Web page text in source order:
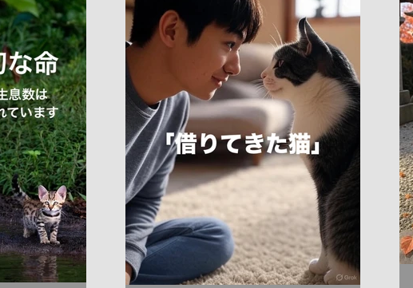
います。行政と地域のボランティア
団体、そして市民が一体となって、
命を救うためのさまざまな施策を推
進中です。 具体的には、以下のよう
な取り組みが挙げられます。 譲渡会
の開催：保護された犬猫たちが新し
い家族と出会う場を定期的に設けて
います。 飼い主教育の強化：適切な
飼育方法や終生飼養の重要性を伝え
る講座やイベントを開催。 不妊・去
勢手術の助成：望まれない繁殖を防
ぎ、地域の動物数をコントロール。
地域猫活動の支援：野良猫の適正管
理を推進し、共生を目指す活動。 こ
れらの活動は、単に殺処分を減らす